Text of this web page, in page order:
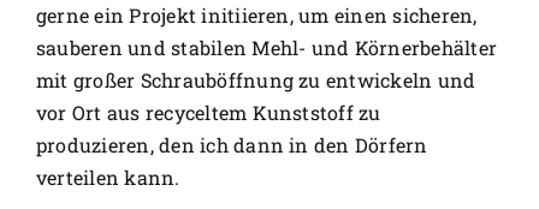
gerne ein Projekt initiieren, um einen sicheren,
sauberen und stabilen Mehl- und Körnerbehälter
mit großer Schrauböffnung zu entwickeln und
vor Ort aus recyceltem Kunststoff zu
produzieren, den ich dann in den Dörfern
verteilen kann.